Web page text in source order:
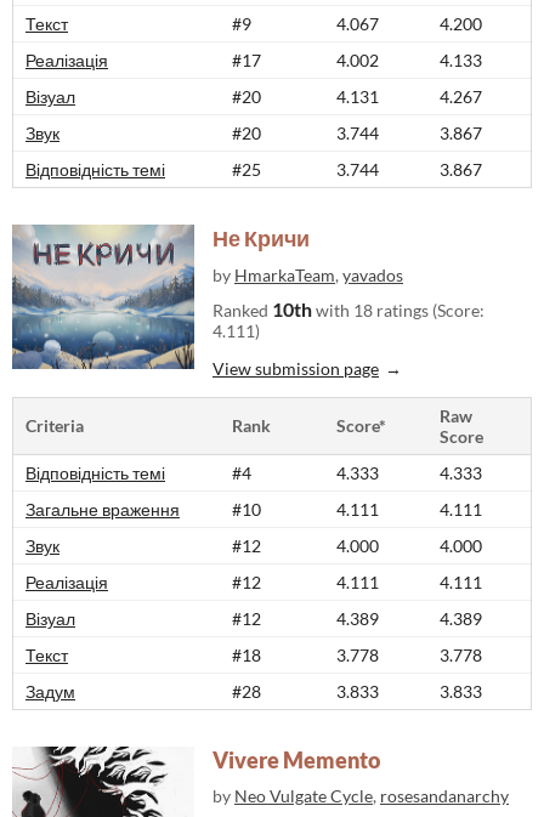
Текст
#9 4.067
4.200
Реалізація
#17 4.002
4.133
Візуал
#20 4.131
4.267
Звук
#20 3.744
3.867
Відповідність темі
#25 3.744 3.867
Не Кричи
by HmarkaTeam, yavados
Ranked 10thwith 18 ratings (Score:
4.111)
View submission page
Criteria Rank Score*
Raw
Score
Відповідність темі
#4 4.333
4.333
Загальне враження
#10 4.111
4.111
Звук
#12 4.000
4.000
Реалізація
#12 4.111
4.111
Візуал
#12 4.389
4.389
Текст
#18 3.778
3.778
Задум
#28 3.833 3.833
Vivere Memento
by Neo Vulgate Cycle, rosesandanarchy